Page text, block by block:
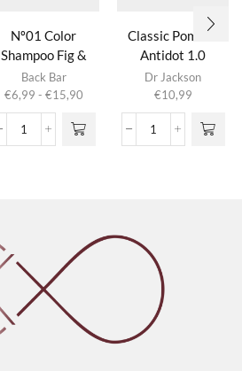
Nº01 Color
Shampoo Fig &
Almond
Back Bar
€6,99 - €15,90Prijsklasse:
tot
Nº01
heeft
meerdere
Deze optie
Classic Pomade
Antidot 1.0
Dr Jackson
€10,99
Classic